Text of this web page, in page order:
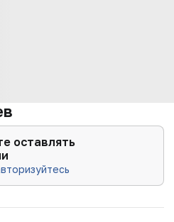
оставлять